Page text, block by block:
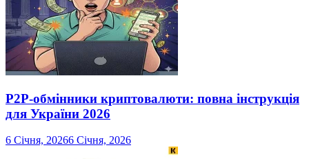
P2P-обмінники криптовалюти: повна інструкція
для України 2026
6 Січня, 20266 Січня, 2026